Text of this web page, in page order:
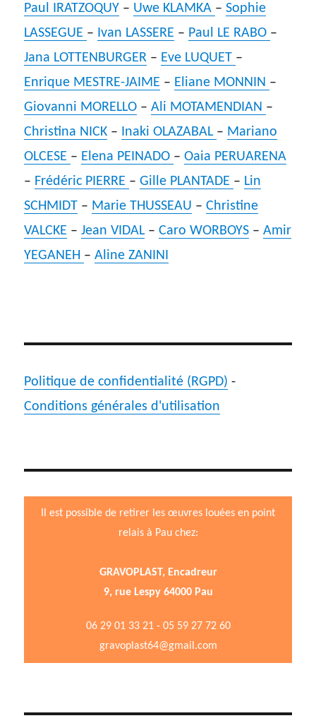
Paul IRATZOQUY – Uwe KLAMKA –Sophie
LASSEGUE – Ivan LASSERE – Paul LE RABO –
Jana LOTTENBURGER – Eve LUQUET –
Enrique MESTRE-JAIME – Eliane MONNIN –
Giovanni MORELLO –Ali MOTAMENDIAN –
Christina NICK – Inaki OLAZABAL – Mariano
OLCESE – Elena PEINADO –Oaia PERUARENA
– Frédéric PIERRE –Gille PLANTADE – Lin
SCHMIDT – Marie THUSSEAU –Christine
VALCKE –Jean VIDAL –Caro WORBOYS –Amir
YEGANEH –Aline ZANINI
Politique de confidentialité (RGPD) -
Conditions générales d'utilisation
Il est possible de retirer les œuvres louées en point
relais à Pau chez:
GRAVOPLAST, Encadreur
9, rue Lespy 64000 Pau
06 29 01 33 21 - 05 59 27 72 60
gravoplast64@gmail.com